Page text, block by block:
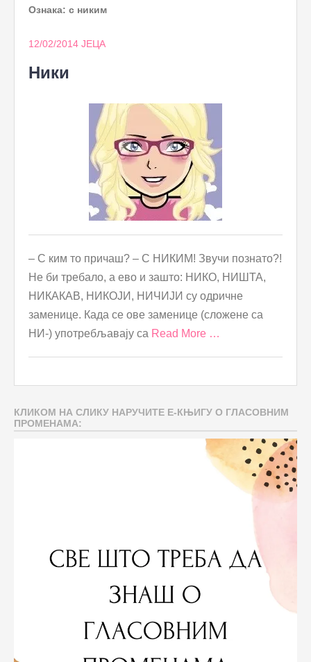
Ознака: с никим
12/02/2014 ЈЕЦА
Ники
– С ким то причаш? – С НИКИМ! Звучи познато?!
Не би требало, а ево и зашто: НИКО, НИШТА,
НИКАКАВ, НИКОЈИ, НИЧИЈИ су одричне
заменице. Када се ове заменице (сложене са
НИ-) употребљавају са Read More …
КЛИКОМ НА СЛИКУ НАРУЧИТЕ Е-КЊИГУ О ГЛАСОВНИМ
ПРОМЕНАМА: